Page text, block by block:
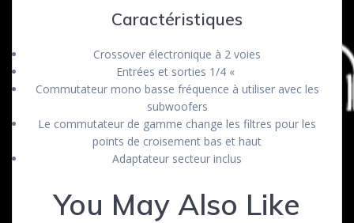
Caractéristiques
Crossover électronique à 2 voies
Entrées et sorties 1/4 «
Commutateur mono basse fréquence à utiliser avec les
subwoofers
Le commutateur de gamme change les filtres pour les
points de croisement bas et haut
Adaptateur secteur inclus
You May Also Like